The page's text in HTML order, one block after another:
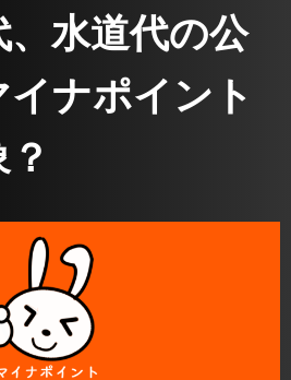
水道代の公
ナポイント